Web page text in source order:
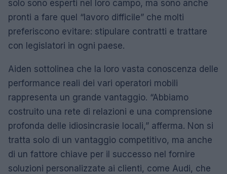
solo sono esperti nel loro campo, ma sono anche
pronti a fare quel “lavoro difficile” che molti
preferiscono evitare: stipulare contratti e trattare
con legislatori in ogni paese.
Aiden sottolinea che la loro vasta conoscenza delle
performance reali dei vari operatori mobili
rappresenta un grande vantaggio. “Abbiamo
costruito una rete di relazioni e una comprensione
profonda delle idiosincrasie locali,” afferma. Non si
tratta solo di un vantaggio competitivo, ma anche
di un fattore chiave per il successo nel fornire
soluzioni personalizzate ai clienti, come Audi, che